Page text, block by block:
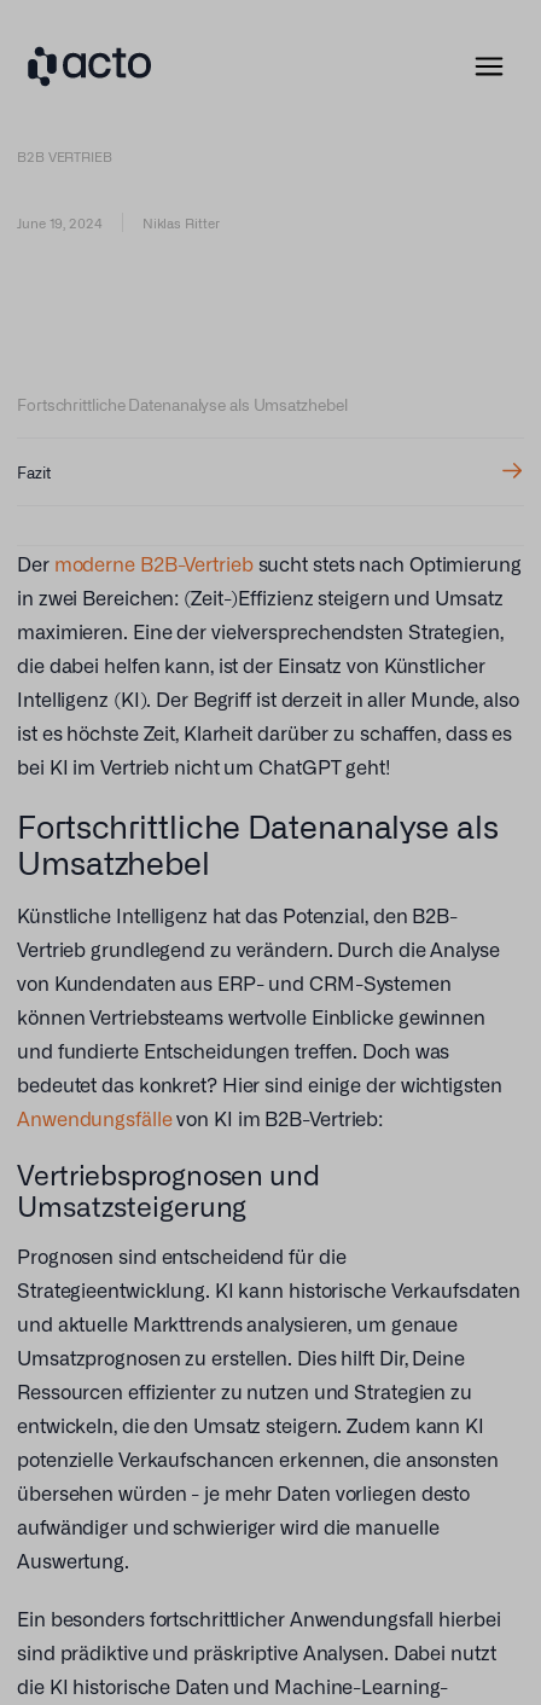
B2B VERTRIEB
June 19, 2024 Niklas Ritter
Fortschrittliche Datenanalyse als Umsatzhebel
Fazit
Der moderne B2B-Vertriebsucht stets nach Optimierung
in zwei Bereichen: (Zeit-)Effizienz steigern und Umsatz
maximieren. Eine der vielversprechendsten Strategien,
die dabei helfen kann, ist der Einsatz von Künstlicher
Intelligenz (KI). Der Begriff ist derzeit in aller Munde, also
ist es höchste Zeit, Klarheit darüber zu schaffen, dass es
bei KI im Vertrieb nicht um ChatGPT geht!
Fortschrittliche Datenanalyse als
Umsatzhebel
Künstliche Intelligenz hat das Potenzial, den B2B-
Vertrieb grundlegend zu verändern. Durch die Analyse
von Kundendaten aus ERP- und CRM-Systemen
können Vertriebsteams wertvolle Einblicke gewinnen
und fundierte Entscheidungen treffen. Doch was
bedeutet das konkret? Hier sind einige der wichtigsten
Anwendungsfällevon KI im B2B-Vertrieb:
Vertriebsprognosen und
Umsatzsteigerung
Prognosen sind entscheidend für die
Strategieentwicklung. KI kann historische Verkaufsdaten
und aktuelle Markttrends analysieren, um genaue
Umsatzprognosen zu erstellen. Dies hilft Dir, Deine
Ressourcen effizienter zu nutzen und Strategien zu
entwickeln, die den Umsatz steigern. Zudem kann KI
potenzielle Verkaufschancen erkennen, die ansonsten
übersehen würden - je mehr Daten vorliegen desto
aufwändiger und schwieriger wird die manuelle
Auswertung.
Ein besonders fortschrittlicher Anwendungsfall hierbei
sind prädiktive und präskriptive Analysen. Dabei nutzt
die KI historische Daten und Machine-Learning-